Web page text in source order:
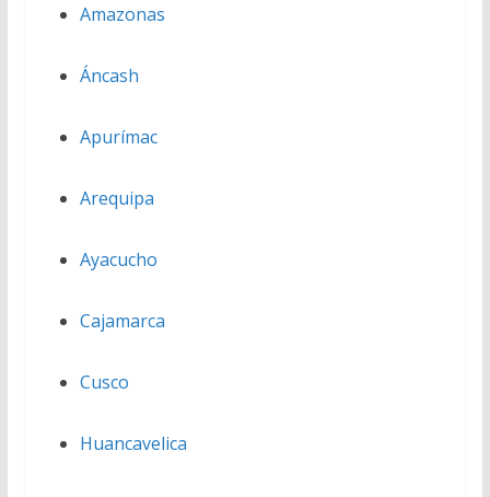
Amazonas
Áncash
Apurímac
Arequipa
Ayacucho
Cajamarca
Cusco
Huancavelica